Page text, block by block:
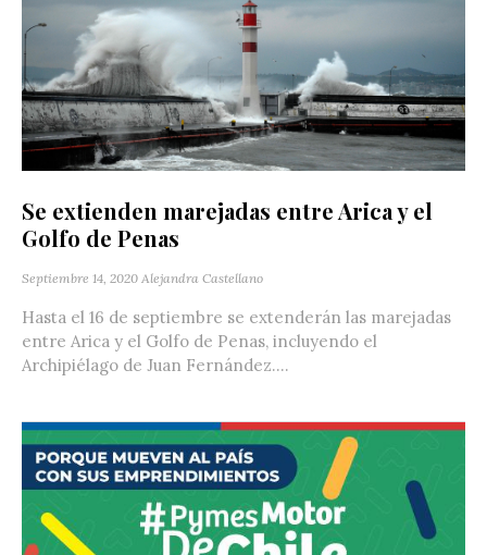
Se extienden marejadas entre Arica y el
Golfo de Penas
Septiembre 14, 2020 Alejandra Castellano
Hasta el 16 de septiembre se extenderán las marejadas
entre Arica y el Golfo de Penas, incluyendo el
Archipiélago de Juan Fernández....